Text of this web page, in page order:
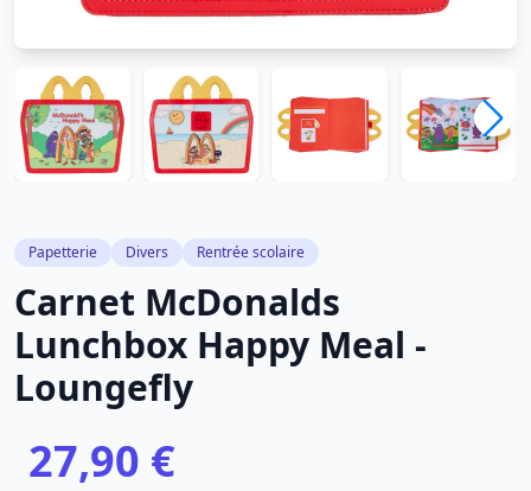
Papetterie Divers Rentrée scolaire
Carnet McDonalds
Lunchbox Happy Meal -
Loungefly
27,90 €